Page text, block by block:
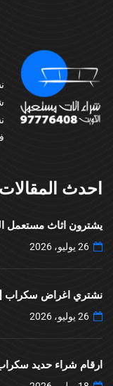
احدث المقالات
يشترون اثاث مستعمل الجهراء |
26 يوليو، 2026
نشتري اغراض سكراب | 97776408
26 يوليو، 2026
ارقام شراء حديد سكراب |